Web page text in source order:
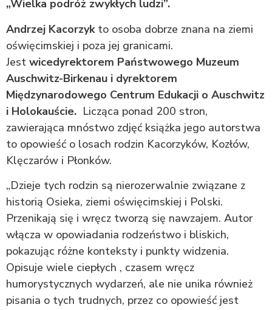
„Wielka podróż zwykłych ludzi”.
Andrzej Kacorzykto osoba dobrze znana na ziemi
oświęcimskiej i poza jej granicami.
Jest wicedyrektorem Państwowego Muzeum
Auschwitz-Birkenau i dyrektorem
Międzynarodowego Centrum Edukacji o Auschwitz
i Holokauście. Licząca ponad 200 stron,
zawierająca mnóstwo zdjęć książka jego autorstwa
to opowieść o losach rodzin Kacorzyków, Kozłów,
Klęczarów i Płonków.
„Dzieje tych rodzin są nierozerwalnie związane z
historią Osieka, ziemi oświęcimskiej i Polski.
Przenikają się i wręcz tworzą się nawzajem. Autor
włącza w opowiadania rodzeństwo i bliskich,
pokazując różne konteksty i punkty widzenia.
Opisuje wiele ciepłych , czasem wręcz
humorystycznych wydarzeń, ale nie unika również
pisania o tych trudnych, przez co opowieść jest